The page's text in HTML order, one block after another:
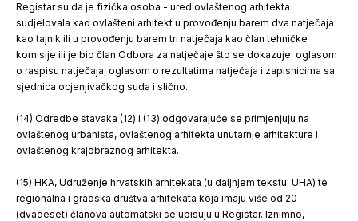
Registar su da je fizička osoba - ured ovlaštenog arhitekta
sudjelovala kao ovlašteni arhitekt u provođenju barem dva natječaja
kao tajnik ili u provođenju barem tri natječaja kao član tehničke
komisije ili je bio član Odbora za natječaje što se dokazuje: oglasom
o raspisu natječaja, oglasom o rezultatima natječaja i zapisnicima sa
sjednica ocjenjivačkog suda i slično.
(14) Odredbe stavaka (12) i (13) odgovarajuće se primjenjuju na
ovlaštenog urbanista, ovlaštenog arhitekta unutarnje arhitekture i
ovlaštenog krajobraznog arhitekta.
(15) HKA, Udruženje hrvatskih arhitekata (u daljnjem tekstu: UHA) te
regionalna i gradska društva arhitekata koja imaju više od 20
(dvadeset) članova automatski se upisuju u Registar. Iznimno,